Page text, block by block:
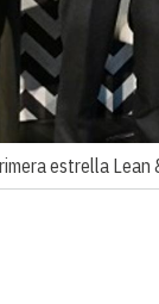
estrella Lean